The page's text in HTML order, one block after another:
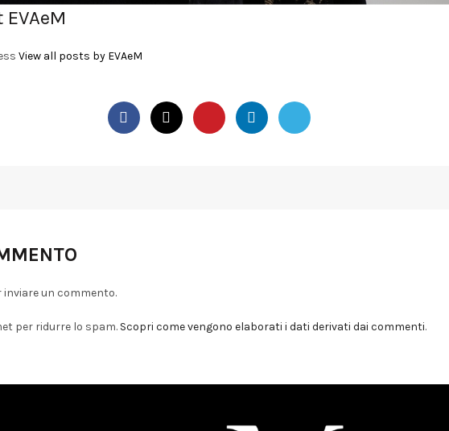
View all posts by EVAeM
inviare un commento.
per ridurre lo spam. Scopri come vengono elaborati i dati derivati dai commenti.